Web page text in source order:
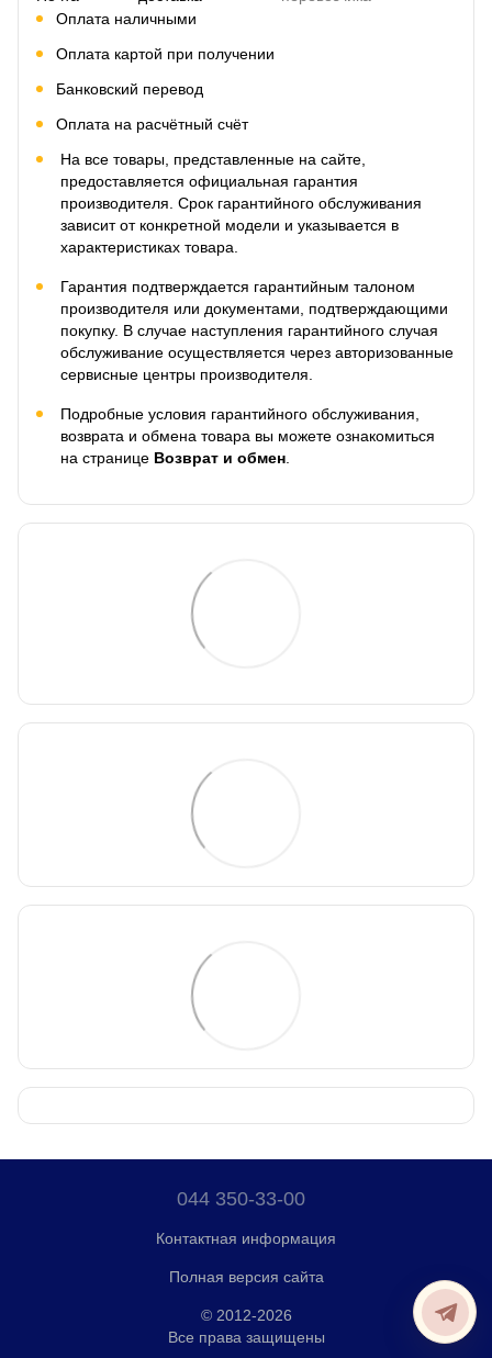
Оплата наличными
Оплата картой при получении
Банковский перевод
Оплата на расчётный счёт
На все товары, представленные на сайте,
предоставляется официальная гарантия
производителя. Срок гарантийного обслуживания
зависит от конкретной модели и указывается в
характеристиках товара.
Гарантия подтверждается гарантийным талоном
производителя или документами, подтверждающими
покупку. В случае наступления гарантийного случая
обслуживание осуществляется через авторизованные
сервисные центры производителя.
Подробные условия гарантийного обслуживания,
возврата и обмена товара вы можете ознакомиться
на странице Возврат и обмен
044 350-33-00
Контактная информация
Полная версия сайта
© 2012-2026
Все права защищены